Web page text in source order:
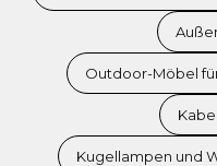
Outdoor-Möbel
Kugellampen und